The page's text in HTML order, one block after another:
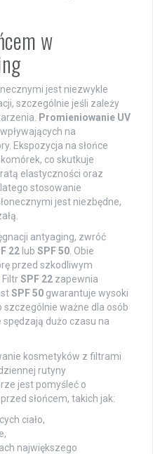
w
jest niezwykle
szczególnie jeśli zależy
Promieniowanie UV
na
Ekspozycja na słońce
co skutkuje
elastyczności oraz
stosowanie
jest niezbędne,
antyaging, zwróć
22 lub SPF 50 . Obie
przed szkodliwym
FiltrSPF 22 zapewnia
SPF 50 gwarantuje wysoki
ważne dla osób
dużo czasu na
kosmetyków z filtrami
rutyny
jest pomyśleć o
słońcem, takich jak:
ciało,
największego